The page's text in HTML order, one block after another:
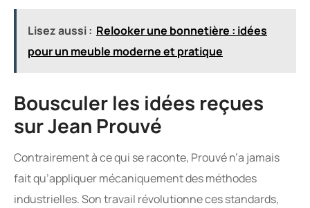
Lisez aussi : Relooker une bonnetière : idées
pour un meuble moderne et pratique
Bousculer les idées reçues
sur Jean Prouvé
Contrairement à ce qui se raconte, Prouvé n’a jamais
fait qu’appliquer mécaniquement des méthodes
industrielles. Son travail révolutionne ces standards,